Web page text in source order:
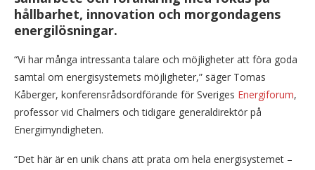
hållbarhet, innovation och morgondagens
energilösningar.
“Vi har många intressanta talare och möjligheter att föra goda
samtal om energisystemets möjligheter,” säger Tomas
Kåberger, konferensrådsordförande för Sveriges Energiforum,
professor vid Chalmers och tidigare generaldirektör på
Energimyndigheten.
“Det här är en unik chans att prata om hela energisystemet –